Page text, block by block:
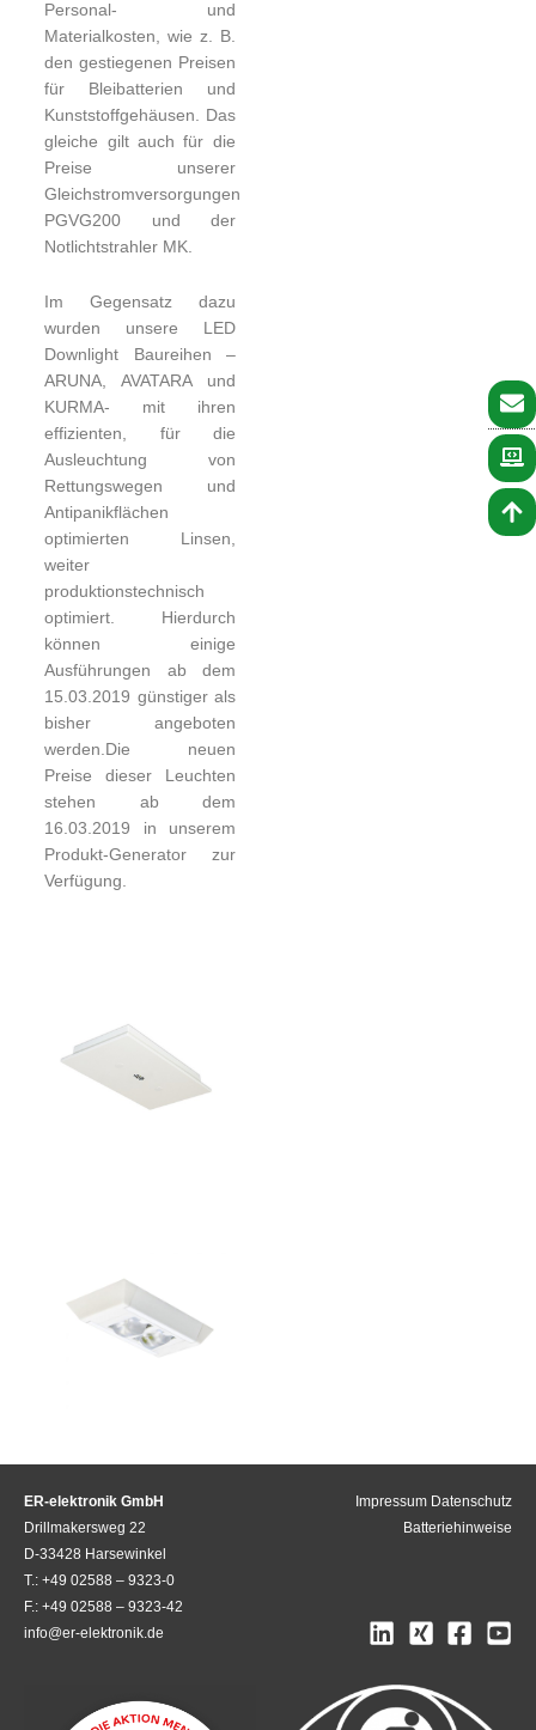
Personal- und
Materialkosten, wie z. B.
den gestiegenen Preisen
für Bleibatterien und
Kunststoffgehäusen. Das
gleiche gilt auch für die
Preise unserer
Gleichstromversorgungen
PGVG200 und der
Notlichtstrahler MK.
Im Gegensatz dazu
wurden unsere LED
Downlight Baureihen –
ARUNA, AVATARA und
KURMA- mit ihren
effizienten, für die
Ausleuchtung von
Rettungswegen und
Antipanikflächen
optimierten Linsen,
weiter
produktionstechnisch
optimiert. Hierdurch
können einige
Ausführungen ab dem
15.03.2019 günstiger als
bisher angeboten
werden.Die neuen
Preise dieser Leuchten
stehen ab dem
16.03.2019 in unserem
Produkt-Generator zur
Verfügung.
ER-elektronik GmbH
Drillmakersweg 22
D-33428 Harsewinkel
T.: +49 02588 – 9323-0
F.: +49 02588 – 9323-42
info@er-elektronik.de
Impressum Datenschutz
Batteriehinweise